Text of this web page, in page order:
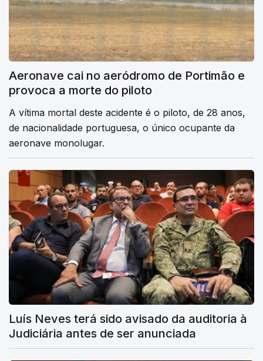
Aeronave cai no aeródromo de Portimão e
provoca a morte do piloto
A vítima mortal deste acidente é o piloto, de 28 anos,
de nacionalidade portuguesa, o único ocupante da
aeronave monolugar.
Luís Neves terá sido avisado da auditoria à
Judiciária antes de ser anunciada